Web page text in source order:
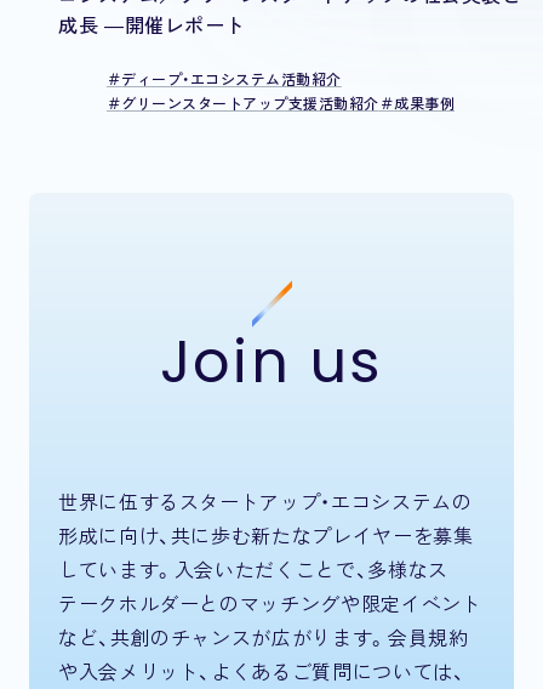
成長 ―開催レポート
ディープ・エコシステム活動紹介
グリーンスタートアップ支援活動紹介
成果事例
Join us
世界に伍するスタートアップ・エコシステムの
形成に向け、共に歩む新たなプレイヤーを募集
しています。入会いただくことで、多様なス
テークホルダーとのマッチングや限定イベント
など、共創のチャンスが広がります。会員規約
や入会メリット、よくあるご質問については、